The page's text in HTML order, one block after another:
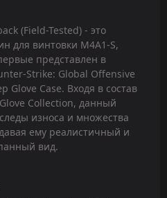
(Field-Tested) - это
для винтовки M4A1-S,
представлен в
Strike: Global Offensive
Glove Case. Входя в состав
Collection, данный
износа и множества
ему реалистичный и
вид.